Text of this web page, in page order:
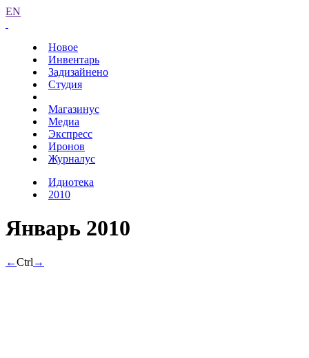
EN
Новое
Инвентарь
Задизайнено
Студия
Магазинус
Медиа
Экспресс
Иронов
Журналус
Идиотека
2010
Январь 2010
←Ctrl →